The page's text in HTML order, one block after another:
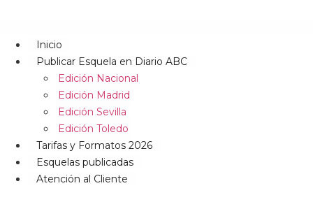
Inicio
Publicar Esquela en Diario ABC
Edición Nacional
Edición Madrid
Edición Sevilla
Edición Toledo
Tarifas y Formatos 2026
Esquelas publicadas
Atención al Cliente